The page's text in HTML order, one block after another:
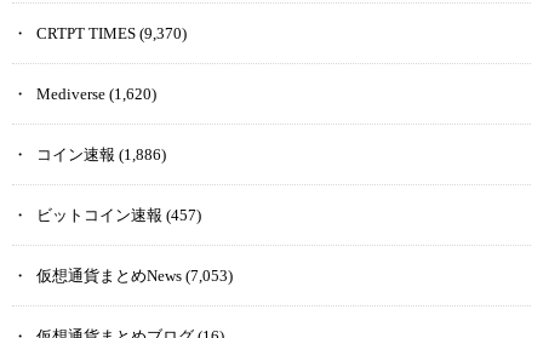
CRTPT TIMES (9,370)
Mediverse (1,620)
コイン速報 (1,886)
ビットコイン速報 (457)
仮想通貨まとめNews (7,053)